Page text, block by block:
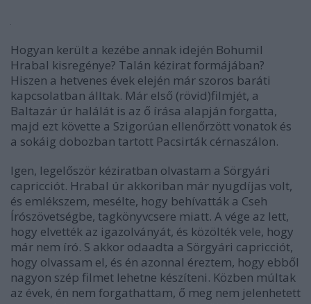
Hogyan került a kezébe annak idején Bohumil
Hrabal kisregénye? Talán kézirat formájában?
Hiszen a hetvenes évek elején már szoros baráti
kapcsolatban álltak. Már első (rövid)filmjét, a
Baltazár úr halálát is az ő írása alapján forgatta,
majd ezt követte a Szigorúan ellenőrzött vonatok és
a sokáig dobozban tartott Pacsirták cérnaszálon.
Igen, legelőször kéziratban olvastam a Sörgyári
capricciót. Hrabal úr akkoriban már nyugdíjas volt,
és emlékszem, mesélte, hogy behívatták a Cseh
Írószövetségbe, tagkönyvcsere miatt. A vége az lett,
hogy elvették az igazolványát, és közölték vele, hogy
már nem író. S akkor odaadta a Sörgyári capricciót,
hogy olvassam el, és én azonnal éreztem, hogy ebből
nagyon szép filmet lehetne készíteni. Közben múltak
az évek, én nem forgathattam, ő meg nem jelenhetett